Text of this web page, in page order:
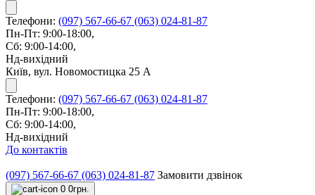
Телефони: (097) 567-66-67 (063) 024-81-87
Пн-Пт: 9:00-18:00,
Сб: 9:00-14:00,
Нд-вихідний
Київ, вул. Новомостицка 25 А
Телефони: (097) 567-66-67 (063) 024-81-87
Пн-Пт: 9:00-18:00,
Сб: 9:00-14:00,
Нд-вихідний
До контактів
(097) 567-66-67 (063) 024-81-87 Замовити дзвінок
0 0грн.